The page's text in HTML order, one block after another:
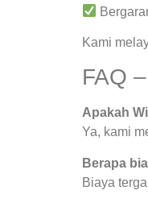
Kami
FAQ
Apakah
Ya, kami
Berapa
Biaya